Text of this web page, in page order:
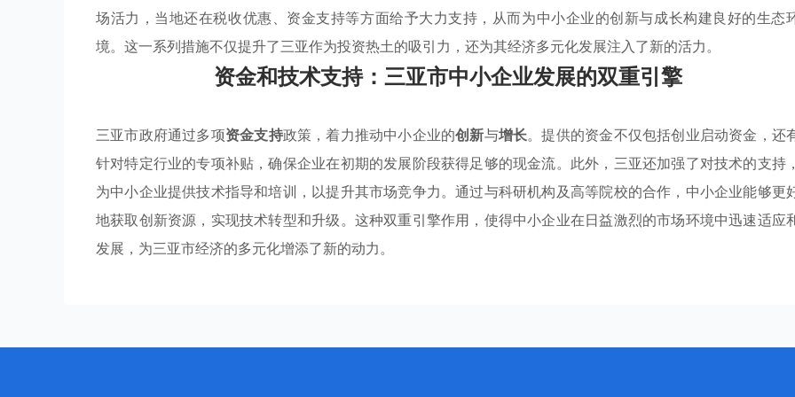
场活力，当地还在税收优惠、资金支持等方面给予大力支持，从而为中小企业的创新与成长构建良好的生态
境。这一系列措施不仅提升了三亚作为投资热土的吸引力，还为其经济多元化发展注入了新的活力。
资金和技术支持：三亚市中小企业发展的双重引擎
三亚市政府通过多项资金支持政策，着力推动中小企业的创新与增长。提供的资金不仅包括创业启动资金，还
针对特定行业的专项补贴，确保企业在初期的发展阶段获得足够的现金流。此外，三亚还加强了对技术的支持，
为中小企业提供技术指导和培训，以提升其市场竞争力。通过与科研机构及高等院校的合作，中小企业能够更
地获取创新资源，实现技术转型和升级。这种双重引擎作用，使得中小企业在日益激烈的市场环境中迅速适应
发展，为三亚市经济的多元化增添了新的动力。